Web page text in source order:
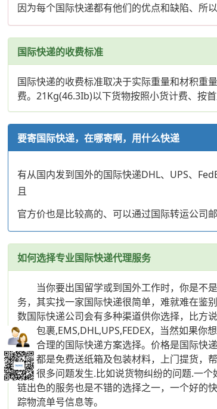
因为每个国际快递都有他们的优点和缺陷、所
国际快递的收费标准
国际快递的收费标准取决于实际重量和材积重
费。21Kg(46.3Ib)以下货物按照小货计费、按
要寄国际快递，在哪寄啊，用什么快递
有从国内发到国外的国际快递DHL、UPS、
且
官方价也是比较高的、可以通过国际转运公司
如何选择专业国际快递代理服务
当你要出国留学或到国外工作时，你是不是
务，其实找一家国际快递很简单，难就难在鉴
数国际快递公司会有多种渠道供你选择，比方
大小包裹,EMS,DHL,UPS,FEDEX，当然如果
供最合理的国际快递方案选择。价格是国际快
一般都是免费送纸箱及包装材料，上门提货，
避免很多问题发生.比如说货物纠纷的问题.一
链出色的服务也是不错的选择之一，一个好的
踪物流单号信息等。